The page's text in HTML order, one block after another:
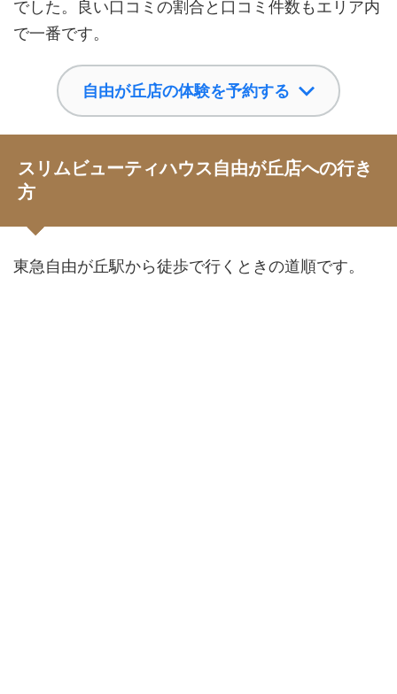
でした。良い口コミの割合と口コミ件数もエリア内
で一番です。
自由が丘店の体験を予約する
スリムビューティハウス自由が丘店への行き
方
東急自由が丘駅から徒歩で行くときの道順です。